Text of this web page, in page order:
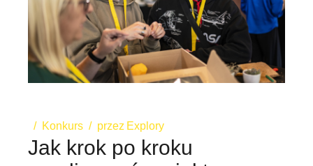
Konkurs przez Explory
Jak krok po kroku